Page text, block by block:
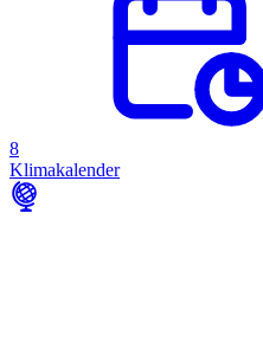
8
Klimakalender